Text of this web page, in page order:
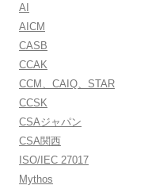
AI
AICM
CASB
CCAK
CCM、CAIQ、STAR
CCSK
CSAジャパン
CSA関西
ISO/IEC 27017
Mythos